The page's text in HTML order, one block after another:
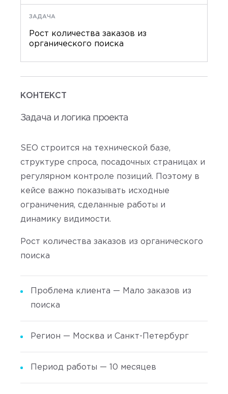
ЗАДАЧА
Рост количества заказов из
органического поиска
КОНТЕКСТ
Задача и логика проекта
SEO строится на технической базе,
структуре спроса, посадочных страницах и
регулярном контроле позиций. Поэтому в
кейсе важно показывать исходные
ограничения, сделанные работы и
динамику видимости.
Рост количества заказов из органического
поиска
Проблема клиента — Мало заказов из
поиска
Регион — Москва и Санкт-Петербург
Период работы — 10 месяцев